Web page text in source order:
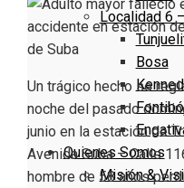
Localidad 6
Bosa
Quienes Somos
Misión &
Un trágico hecho se
noche del pasado
junio en la estación de
Avenida Suba – Calle
hombre de 58 años